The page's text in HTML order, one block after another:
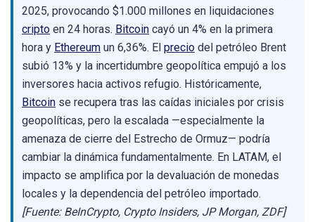
2025, provocando $1.000 millones en liquidaciones
cripto en 24 horas. Bitcoin cayó un 4% en la primera
hora y Ethereum un 6,36%. El precio del petróleo Brent
subió 13% y la incertidumbre geopolítica empujó a los
inversores hacia activos refugio. Históricamente,
Bitcoin se recupera tras las caídas iniciales por crisis
geopolíticas, pero la escalada —especialmente la
amenaza de cierre del Estrecho de Ormuz— podría
cambiar la dinámica fundamentalmente. En LATAM, el
impacto se amplifica por la devaluación de monedas
locales y la dependencia del petróleo importado.
[Fuente: BeInCrypto, Crypto Insiders, JP Morgan, ZDF]